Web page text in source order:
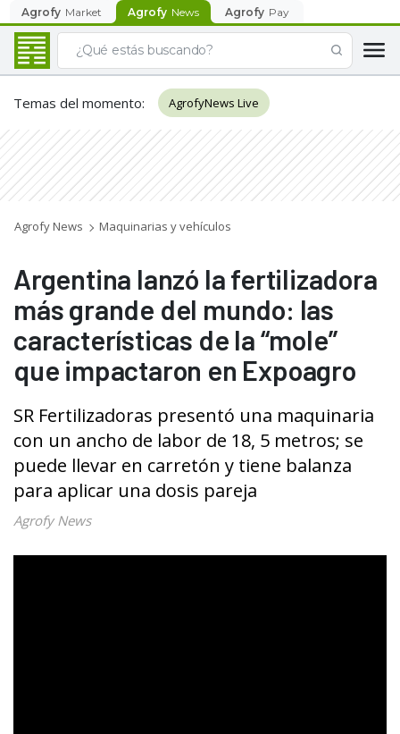
Agrofy Market Agrofy News Agrofy Pay
Temas del momento: AgrofyNews Live
Agrofy News Maquinarias y vehículos
Argentina lanzó la fertilizadora
más grande del mundo: las
características de la “mole”
que impactaron en Expoagro
SR Fertilizadoras presentó una maquinaria
con un ancho de labor de 18, 5 metros; se
puede llevar en carretón y tiene balanza
para aplicar una dosis pareja
Agrofy News